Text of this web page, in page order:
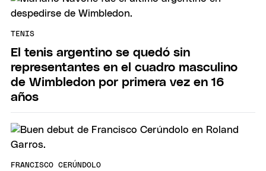
TENIS
El tenis argentino se quedó sin
representantes en el cuadro masculino
de Wimbledon por primera vez en 16
años
FRANCISCO CERÚNDOLO